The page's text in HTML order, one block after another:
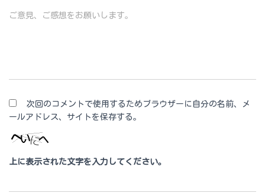
ご意見、ご感想をお願いします。
次回のコメントで使用するためブラウザーに自分の名前、メ
ールアドレス、サイトを保存する。
上に表示された文字を入力してください。